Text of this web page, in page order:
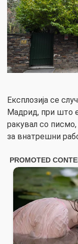
Експлозија се
Мадрид, при што
ракувал со
за внатрешни